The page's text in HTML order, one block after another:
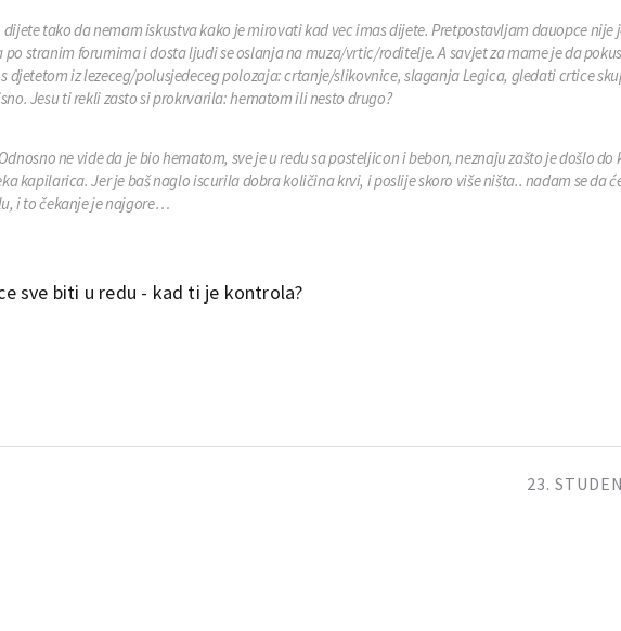
dijete tako da nemam iskustva kako je mirovati kad vec imas dijete. Pretpostavljam dauopce nije
stranim forumima i dosta ljudi se oslanja na muza/vrtic/roditelje. A savjet za mame je da
djetetom iz lezeceg/polusjedeceg polozaja: crtanje/slikovnice, slaganja Legica, gledati crtice
Jesu ti rekli zasto si prokrvarila: hematom ili nesto drugo?
ne vide da je bio hematom, sve je u redu sa posteljicon i bebon, neznaju zašto je došlo
kapilarica. Jer je baš naglo iscurila dobra količina krvi, i poslije skoro više ništa.. nadam se da
i to čekanje je najgore…
sve biti u redu - kad ti je kontrola?
23.